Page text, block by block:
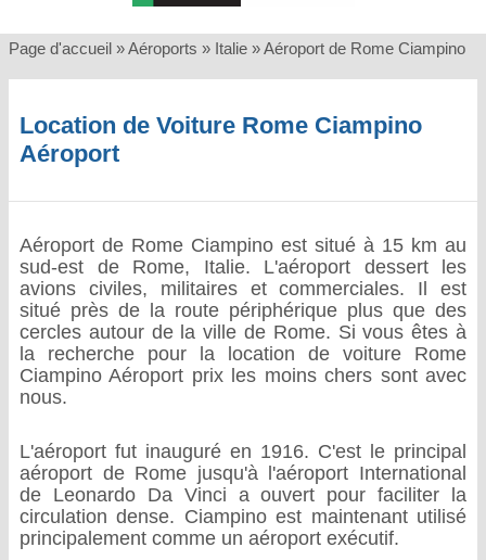
Page d'accueil »Aéroports » Italie »Aéroport de Rome Ciampino
Location de Voiture Rome Ciampino
Aéroport
Aéroport de Rome Ciampino est situé à 15 km au
sud-est de Rome, Italie. L'aéroport dessert les
avions civiles, militaires et commerciales. Il est
situé près de la route périphérique plus que des
cercles autour de la ville de Rome. Si vous êtes à
la recherche pour la location de voiture Rome
Ciampino Aéroport prix les moins chers sont avec
nous.
L'aéroport fut inauguré en 1916. C'est le principal
aéroport de Rome jusqu'à l'aéroport International
de Leonardo Da Vinci a ouvert pour faciliter la
circulation dense. Ciampino est maintenant utilisé
principalement comme un aéroport exécutif.